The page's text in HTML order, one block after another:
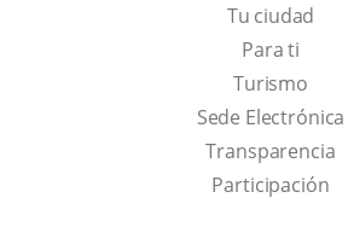
Tu ciudad
Para ti
TurismoThis
link
will
open
Sede Electrónica
Transparencia
Participación